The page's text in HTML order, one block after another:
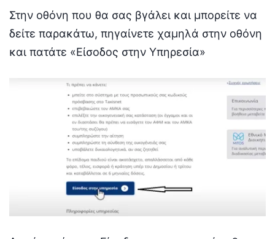
Στην οθόνη που θα σας βγάλει και μπορείτε να
δείτε παρακάτω, πηγαίνετε χαμηλά στην οθόνη
και πατάτε «Είσοδος στην Υπηρεσία»